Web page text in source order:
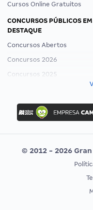
Cursos Online Gratuitos
CONCURSOS PÚBLICOS EM
DESTAQUE
Concursos Abertos
Concursos 2026
Concursos 2025
Concurso Ibama
Concurso MPU
Editais publicados
CONCURSOS POR
© 2012 - 2026